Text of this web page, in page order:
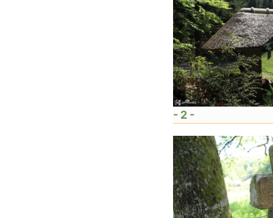
- 2 -